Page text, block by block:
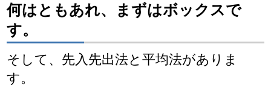
何はともあれ、まずはボックスで
す。
そして、先入先出法と平均法がありま
す。